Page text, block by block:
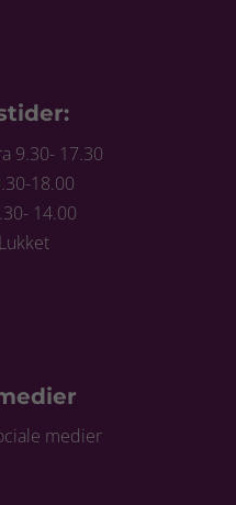
9.30- 17.30
18.00
14.00
medier